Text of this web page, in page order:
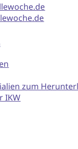
zum
IKW